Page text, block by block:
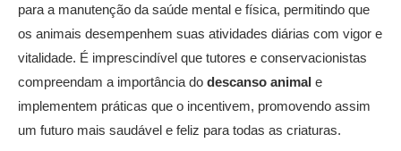
para a manutenção da saúde mental e física, permitindo que
os animais desempenhem suas atividades diárias com vigor e
vitalidade. É imprescindível que tutores e conservacionistas
compreendam a importância do descanso animal e
implementem práticas que o incentivem, promovendo assim
um futuro mais saudável e feliz para todas as criaturas.